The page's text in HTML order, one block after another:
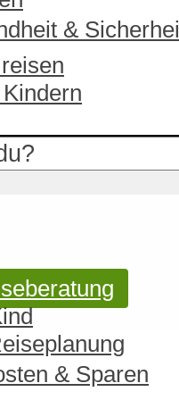
&
& Sparen